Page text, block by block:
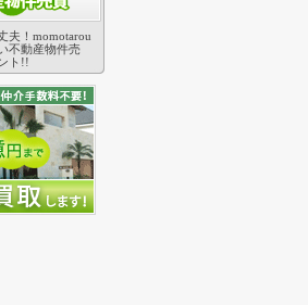
夫！momotarou
不動産物件売
ト!!